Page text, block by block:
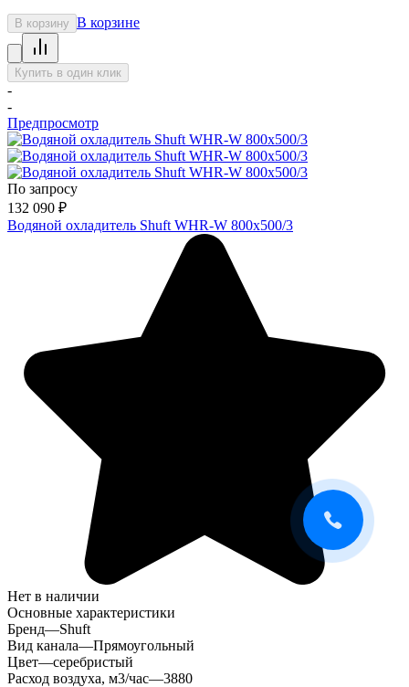
В корзину В корзине
Купить в один клик
-
-
Предпросмотр
По запросу
132 090 ₽
Водяной охладитель Shuft WHR-W 800х500/3
Нет в наличии
Основные характеристики
Бренд—Shuft
Вид канала—Прямоугольный
Цвет—серебристый
Расход воздуха, м3/час—3880